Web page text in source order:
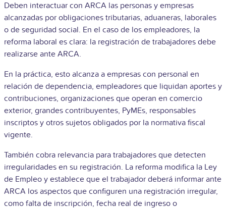
Deben interactuar con ARCA las personas y empresas
alcanzadas por obligaciones tributarias, aduaneras, laborales
o de seguridad social. En el caso de los empleadores, la
reforma laboral es clara: la registración de trabajadores debe
realizarse ante ARCA.
En la práctica, esto alcanza a empresas con personal en
relación de dependencia, empleadores que liquidan aportes y
contribuciones, organizaciones que operan en comercio
exterior, grandes contribuyentes, PyMEs, responsables
inscriptos y otros sujetos obligados por la normativa fiscal
vigente.
También cobra relevancia para trabajadores que detecten
irregularidades en su registración. La reforma modifica la Ley
de Empleo y establece que el trabajador deberá informar ante
ARCA los aspectos que configuren una registración irregular,
como falta de inscripción, fecha real de ingreso o